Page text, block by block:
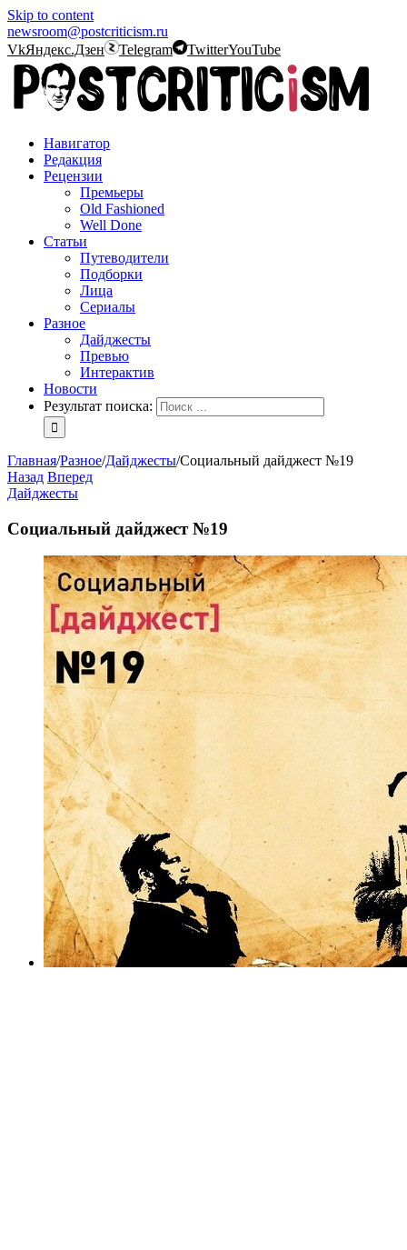
Skip to content
newsroom@postcriticism.ru
VkЯндекс.Дзен Telegram TwitterYouTube
Навигатор
Редакция
Рецензии
Премьеры
Old Fashioned
Well Done
Статьи
Путеводители
Подборки
Лица
Сериалы
Разное
Дайджесты
Превью
Интерактив
Новости
Результат поиска:
Главная/Разное/Дайджесты/Социальный дайджест №19
Назад Вперед
Дайджесты
Социальный дайджест №19